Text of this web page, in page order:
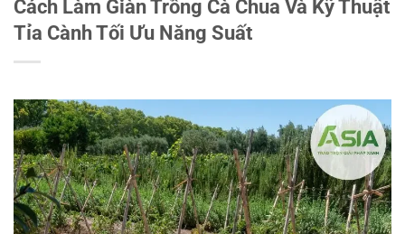
Cách Làm Giàn Trồng Cà Chua Và Kỹ Thuật
Tỉa Cành Tối Ưu Năng Suất